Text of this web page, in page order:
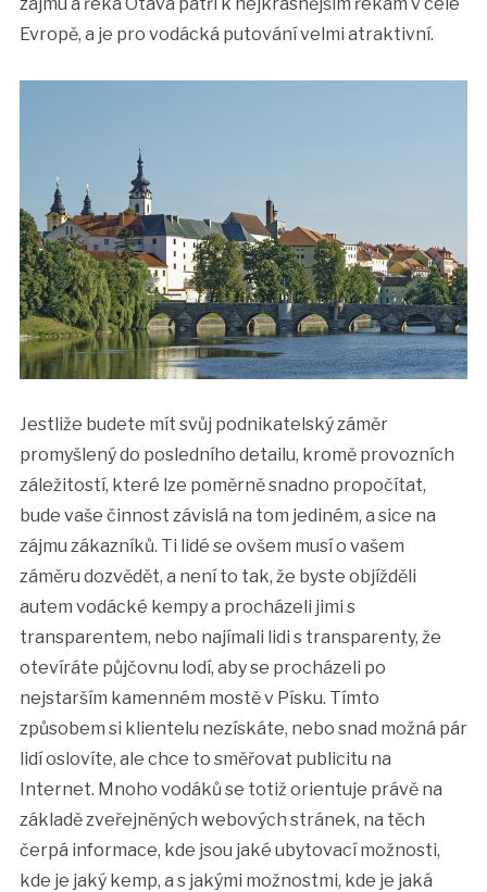
Evropě, a je pro vodácká putování velmi atraktivní.
Jestliže budete mít svůj podnikatelský záměr
promyšlený do posledního detailu, kromě provozních
záležitostí, které lze poměrně snadno propočítat,
bude vaše činnost závislá na tom jediném, a sice na
zájmu zákazníků. Ti lidé se ovšem musí o vašem
záměru dozvědět, a není to tak, že byste objížděli
autem vodácké kempy a procházeli jimi s
transparentem, nebo najímali lidi s transparenty, že
otevíráte půjčovnu lodí, aby se procházeli po
nejstarším kamenném mostě v Písku. Tímto
způsobem si klientelu nezískáte, nebo snad možná pár
lidí oslovíte, ale chce to směřovat publicitu na
Internet. Mnoho vodáků se totiž orientuje právě na
základě zveřejněných webových stránek, na těch
čerpá informace, kde jsou jaké ubytovací možnosti,
kde je jaký kemp, a s jakými možnostmi, kde je jaká